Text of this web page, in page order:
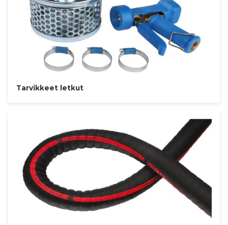
Tarvikkeet letkut